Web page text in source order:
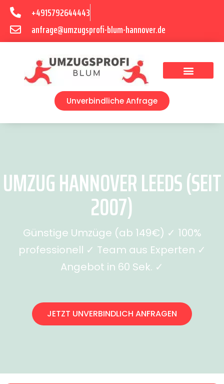
+4915792644443
anfrage@umzugsprofi-blum-hannover.de
Unverbindliche Anfrage
UMZUG HANNOVER LEEDS (SEIT
2007)
Günstige Umzüge (ab 149€) ✓ 100%
professionell ✓ Team aus Experten ✓
Angebot in 60 Sek. ✓
JETZT UNVERBINDLICH ANFRAGEN